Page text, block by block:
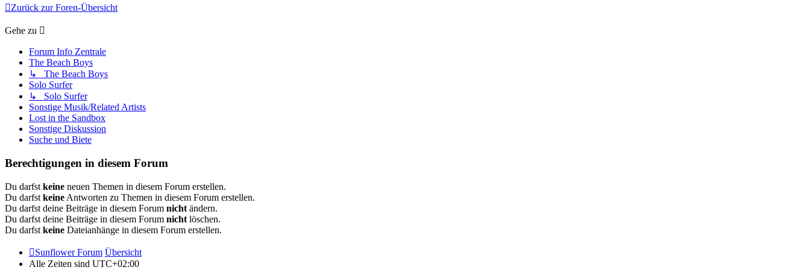
Zurück zur Foren-Übersicht
Gehe zu
Forum Info Zentrale
The Beach Boys
↳ The Beach Boys
Solo Surfer
↳ Solo Surfer
Sonstige Musik/Related Artists
Lost in the Sandbox
Sonstige Diskussion
Suche und Biete
Berechtigungen in diesem Forum
Du darfst keine neuen Themen in diesem Forum erstellen.
Du darfst keine Antworten zu Themen in diesem Forum erstellen.
Du darfst deine Beiträge in diesem Forum nicht ändern.
Du darfst deine Beiträge in diesem Forum nicht löschen.
Du darfst keine Dateianhänge in diesem Forum erstellen.
Sunflower Forum Übersicht
Alle Zeiten sind UTC+02:00